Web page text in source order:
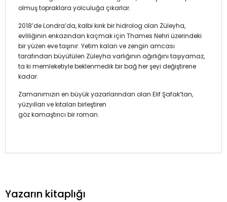
olmuş topraklara yolculuğa çıkarlar.
2018’de Londra’da, kalbi kırık bir hidrolog olan Züleyha,
evliliğinin enkazından kaçmak için Thames Nehri üzerindeki
bir yüzen eve taşınır. Yetim kalan ve zengin amcası
tarafından büyütülen Züleyha varlığının ağırlığını taşıyamaz,
ta ki memleketiyle beklenmedik bir bağ her şeyi değiştirene
kadar.
Zamanımızın en büyük yazarlarından olan Elif Şafak’tan,
yüzyılları ve kıtaları birleştiren
göz kamaştırıcı bir roman.
Yazarın kitaplığı